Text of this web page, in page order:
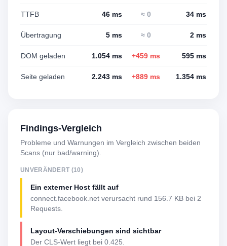
TTFB 46 ms ≈ 0 34 ms
Übertragung 5 ms ≈ 0 2 ms
DOM geladen 1.054 ms +459 ms 595 ms
Seite geladen 2.243 ms +889 ms 1.354 ms
Findings-Vergleich
Probleme und Warnungen im Vergleich zwischen beiden
Scans (nur bad/warning).
UNVERÄNDERT (10)
Ein externer Host fällt auf
connect.facebook.net verursacht rund 156.7 KB bei 2
Requests.
Layout-Verschiebungen sind sichtbar
Der CLS-Wert liegt bei 0.425.